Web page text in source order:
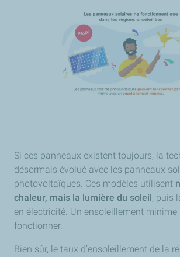
Si ces panneaux existent toujours, la
désormais évolué avec les panneaux
photovoltaïques. Ces modèles utilisent
chaleur, mais la lumière du soleil, puis
en électricité. Un ensoleillement
fonctionner.
Bien sûr, le taux d’ensoleillement de la